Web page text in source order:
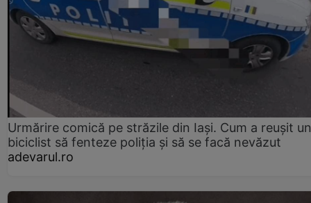
Urmărire comică pe străzile din Iași. Cum a reușit un
biciclist să fenteze poliția și să se facă nevăzut
adevarul.ro